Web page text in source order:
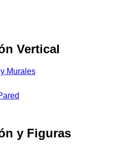
Vertical
Murales
y Figuras